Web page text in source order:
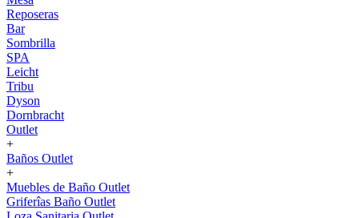
Reposeras
Bar
Sombrilla
SPA
Leicht
Tribu
Dyson
Dornbracht
Outlet
+
Baños Outlet
+
Muebles de Baño Outlet
Griferîas Baño Outlet